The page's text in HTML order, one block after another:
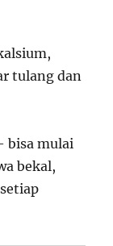
tulang dan
bisa mulai
bekal,